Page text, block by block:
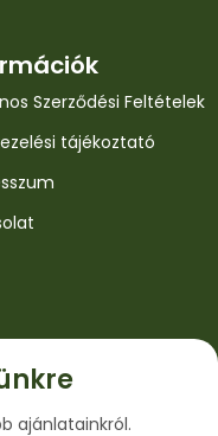
Szerződési Feltételek
tájékoztató
ajánlatainkról.